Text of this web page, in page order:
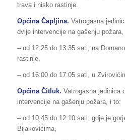
trava i nisko rastinje.
Općina Čapljina. Vatrogasna
dvije intervencije na gašenju požara,
– od 12:25 do 13:35 sati, na
rastinje,
– od 16:00 do 17:05 sati, u
Općina Čitluk. Vatrogasna jedinica
intervencije na gašenju požara, i to:
– od 10:45 do 12:10 sati, gdje je
Bijakovićima,